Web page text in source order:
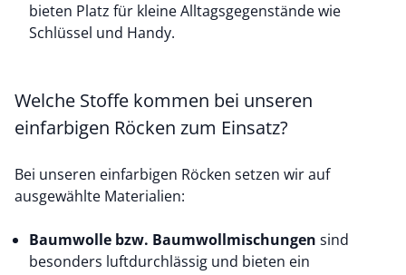
bieten Platz für kleine Alltagsgegenstände wie
Schlüssel und Handy.
Welche Stoffe kommen bei unseren
einfarbigen Röcken zum Einsatz?
Bei unseren einfarbigen Röcken setzen wir auf
ausgewählte Materialien:
Baumwolle bzw. Baumwollmischungen sind
besonders luftdurchlässig und bieten ein